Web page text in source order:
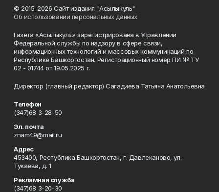
© 2015-2026 Сайт издания "Асылыкуль"
Об использовании персональных данных
Газета «Асылыкуль» зарегистрирована в Управлении
Федеральной службы по надзору в сфере связи,
информационных технологий и массовых коммуникаций по
Республике Башкортостан. Регистрационный номер ПИ № ТУ
02 - 01744 от 19.05.2025 г.
Директор (главный редактор) Сагадиева Татьяна Анатольевна
Телефон
(347)68 3-28-50
Эл. почта
znam49@mail.ru
Адрес
453400, Республика Башкортостан, г. Давлеканово, ул.
Тукаева, д. 1
Рекламная служба
(347)68 3-20-30